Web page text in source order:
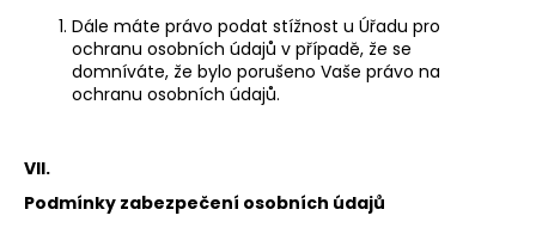
Dále máte právo podat stížnost u Úřadu pro
ochranu osobních údajů v případě, že se
domníváte, že bylo porušeno Vaše právo na
ochranu osobních údajů.
VII.
Podmínky zabezpečení osobních údajů